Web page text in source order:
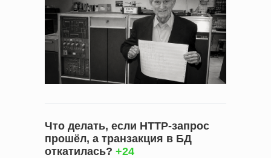
Что делать, если HTTP‑запрос
прошёл, а транзакция в БД
откатилась? +24